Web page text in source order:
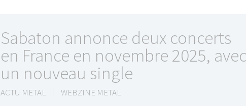
Sabaton annonce deux concerts
en France en novembre 2025, avec
un nouveau single
ACTU METAL | WEBZINE METAL